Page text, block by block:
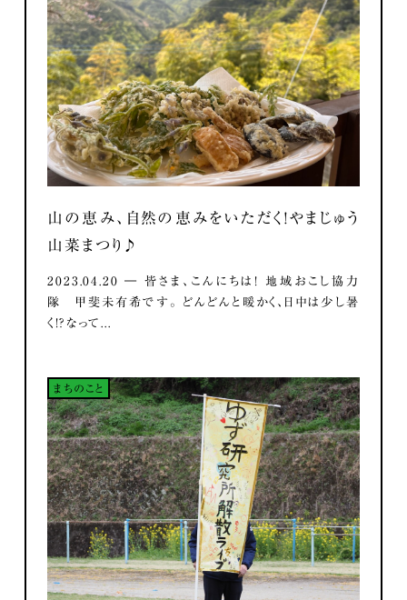
山の恵み、自然の恵みをいただく！やまじゅう
山菜まつり♪
2023.04.20 ― 皆さま、こんにちは！ 地域おこし協力
隊 甲斐未有希です。 どんどんと暖かく、日中は少し暑
く！？なって...
まちのこと